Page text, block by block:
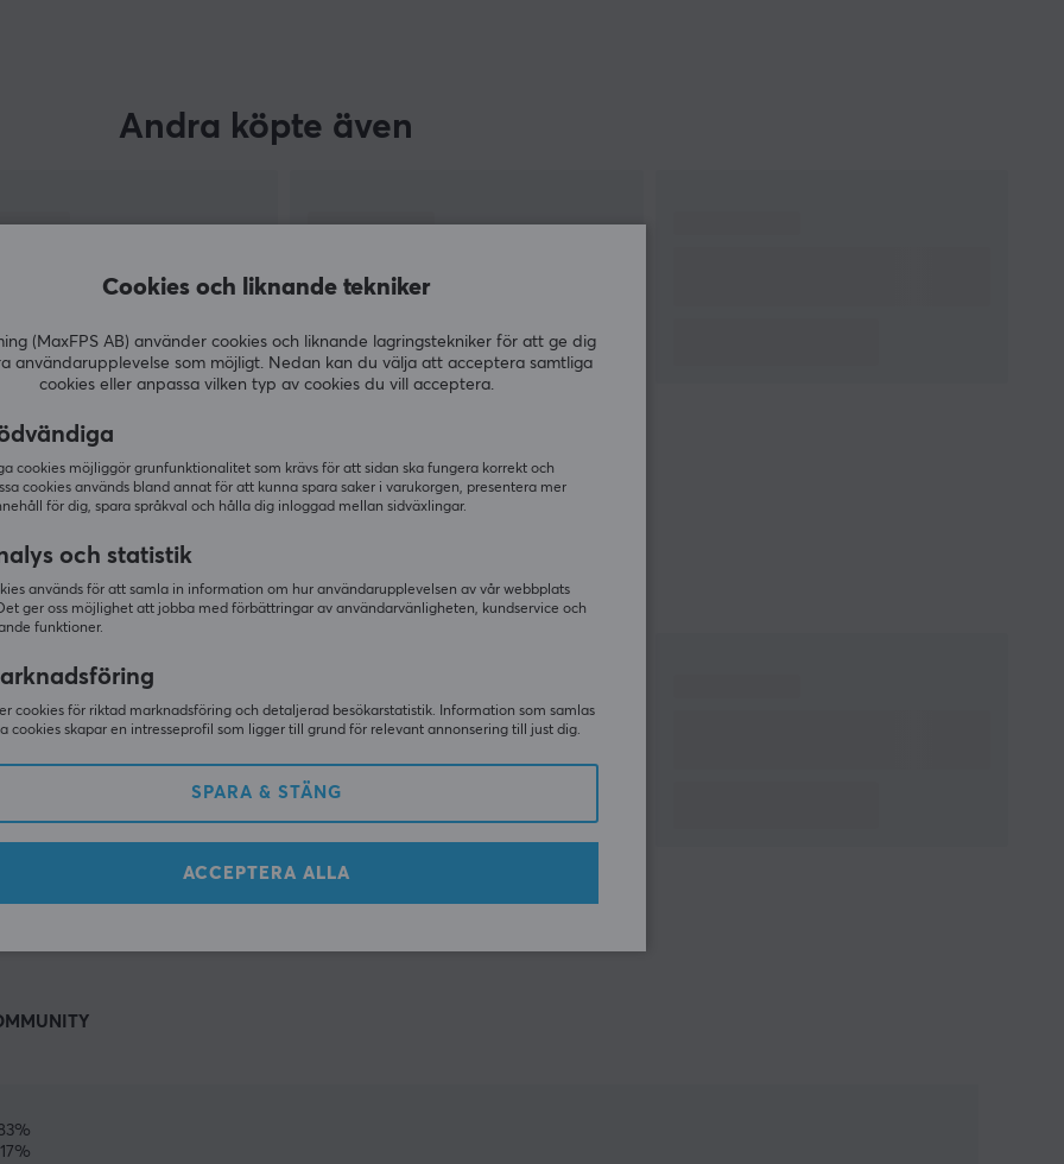
Andra köpte även
Andra tittade även på
VISA MER
17%
Cookies och liknande tekniker
(MaxFPS AB) använder cookies och liknande lagringstekniker för att ge dig
användarupplevelse som möjligt. Nedan kan du välja att acceptera samtliga
cookies eller anpassa vilken typ av cookies du vill acceptera.
cookies möjliggör grunfunktionalitet som krävs för att sidan ska fungera korrekt och
cookies används bland annat för att kunna spara saker i varukorgen, presentera mer
för dig, spara språkval och hålla dig inloggad mellan sidväxlingar.
och statistik
används för att samla in information om hur användarupplevelsen av vår webbplats
ger oss möjlighet att jobba med förbättringar av användarvänligheten, kundservice och
funktioner.
cookies för riktad marknadsföring och detaljerad besökarstatistik. Information som samlas
cookies skapar en intresseprofil som ligger till grund för relevant annonsering till just dig.
SPARA & STÄNG
ACCEPTERA ALLA